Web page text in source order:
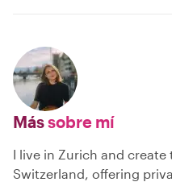
Mássobre mí
I live in Zurich and
Switzerland, offering